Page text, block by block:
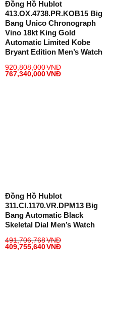
Đồng Hồ Hublot
413.OX.4738.PR.KOB15 Big
Bang Unico Chronograph
Vino 18kt King Gold
Automatic Limited Kobe
Bryant Edition Men’s Watch
920,808,000VNĐ
767,340,000VNĐ
Đồng Hồ Hublot
311.CI.1170.VR.DPM13 Big
Bang Automatic Black
Skeletal Dial Men’s Watch
491,706,768VNĐ
409,755,640VNĐ